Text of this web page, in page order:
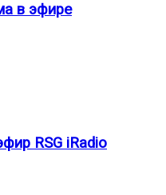
в эфире
RSG iRadio